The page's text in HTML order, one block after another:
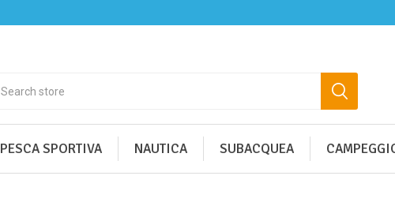
PESCA SPORTIVA NAUTICA SUBACQUEA